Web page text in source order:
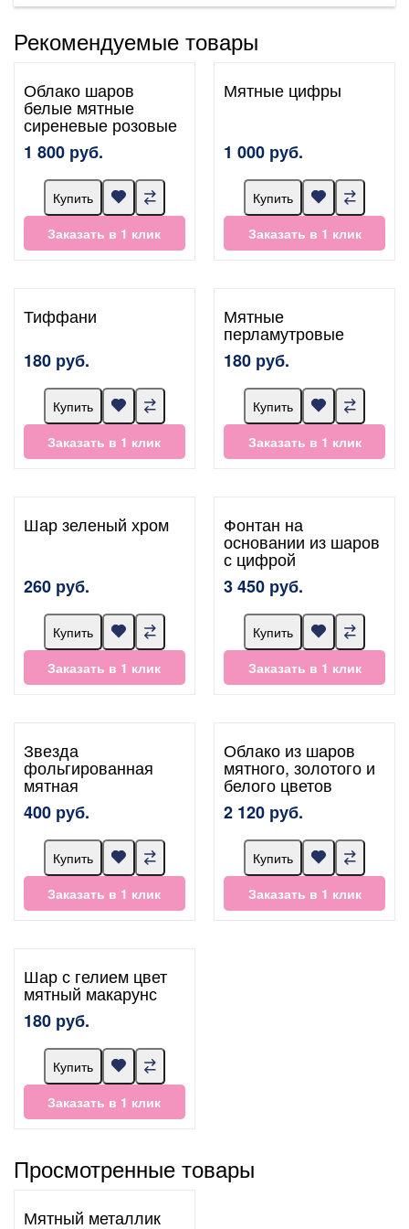
Рекомендуемые товары
Облако шаров
белые мятные
сиреневые розовые
1 800 руб.
Купить
Заказать в 1 клик
Мятные цифры
1 000 руб.
Купить
Заказать в 1 клик
Тиффани
180 руб.
Купить
Заказать в 1 клик
Мятные
перламутровые
180 руб.
Купить
Заказать в 1 клик
Шар зеленый хром
260 руб.
Купить
Заказать в 1 клик
Фонтан на
основании из шаров
с цифрой
3 450 руб.
Купить
Заказать в 1 клик
Звезда
фольгированная
мятная
400 руб.
Купить
Заказать в 1 клик
Облако из шаров
мятного, золотого и
белого цветов
2 120 руб.
Купить
Заказать в 1 клик
Шар с гелием цвет
мятный макарунс
180 руб.
Купить
Заказать в 1 клик
Просмотренные товары
Мятный металлик